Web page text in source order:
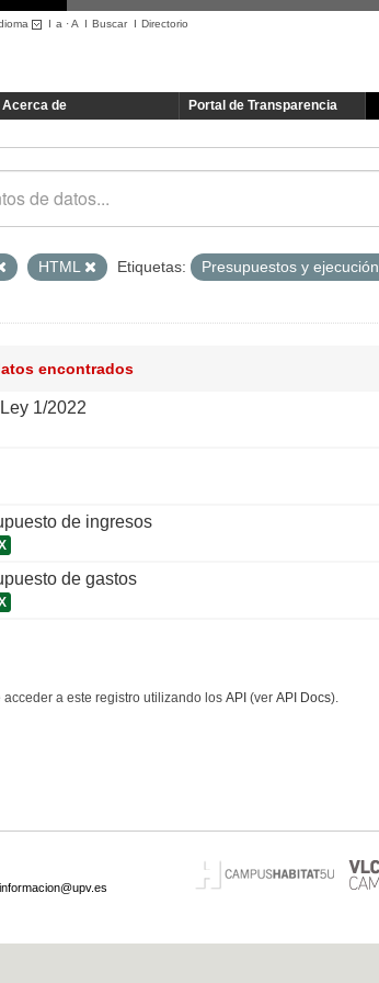
I a ·A I BuscarI Directorio
Acerca de Portal de Transparencia
HTML Etiquetas: Presupuestos y ejecución
encontrados
1/2022
de ingresos
de gastos
a este registro utilizando los API (ver API Docs).
informacion@upv.es